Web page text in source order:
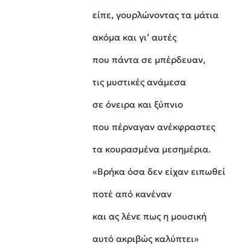
είπε, γουρλώνοντας τα μάτια
ακόμα και γι’ αυτές
που πάντα σε μπέρδευαν,
τις μυστικές ανάμεσα
σε όνειρα και ξύπνιο
που πέρναγαν ανέκφραστες
τα κουρασμένα μεσημέρια.
«Βρήκα όσα δεν είχαν ειπωθεί
ποτέ από κανέναν
και ας λένε πως η μουσική
αυτό ακριβώς καλύπτει»